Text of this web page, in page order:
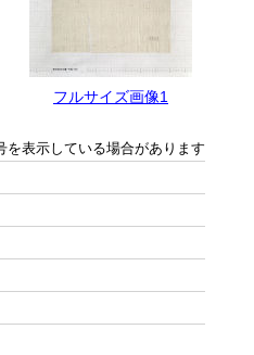
フルサイズ画像1
表示している場合があります